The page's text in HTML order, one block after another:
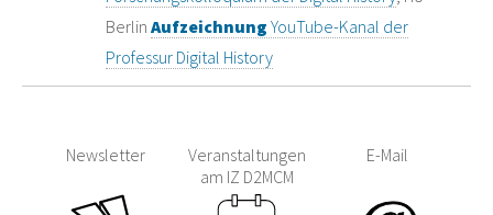
Berlin Aufzeichnung YouTube-Kanal der
Professur Digital History
Newsletter
Veranstaltungen
am IZ D2MCM
E-Mail